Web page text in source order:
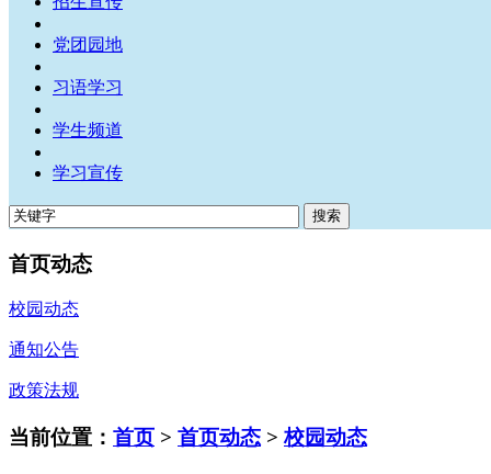
党团园地
习语学习
学生频道
学习宣传
首页动态
校园动态
通知公告
政策法规
当前位置： 首页 > 首页动态 >校园动态